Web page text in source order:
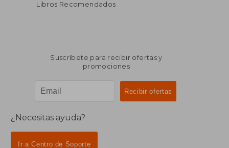
Libros Recomendados
Suscríbete para recibir ofertas y
promociones
¿Necesitas ayuda?
Ir a Centro de Soporte